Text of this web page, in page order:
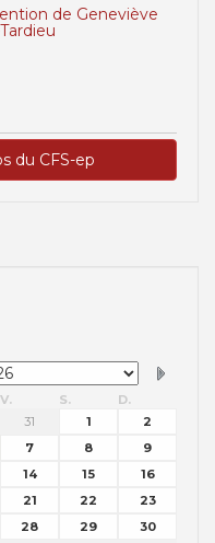
de Geneviève
du CFS-ep
V. S.
D.
31 1
2
7 8
9
14 15
16
21 22
23
28 29
30